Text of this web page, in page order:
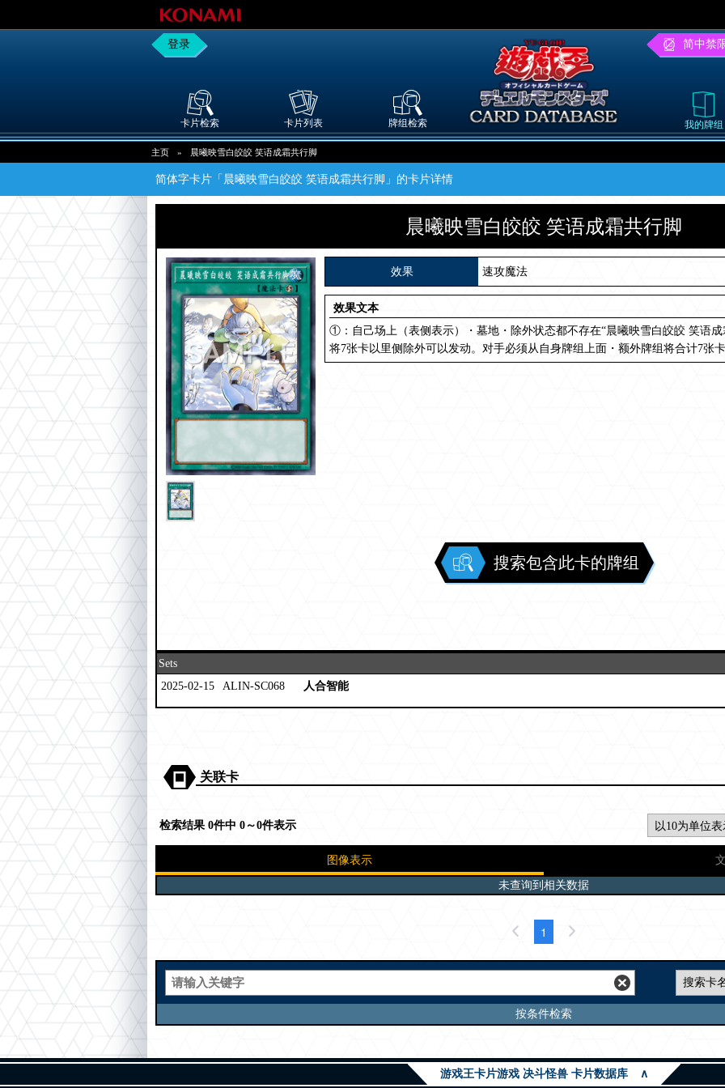
登录 简中禁
卡片检索 卡片列表 牌组检索 我的牌组
主页 » 晨曦映雪白皎皎 笑语成霜共行脚
简体字卡片「晨曦映雪白皎皎 笑语成霜共行脚」的卡片详情
晨曦映雪白皎皎 笑语成霜共行脚
效果 速攻魔法
效果文本
①：自己场上（表侧表示）・墓地・除外状态都不存在“晨曦映雪白皎皎 笑语
将7张卡以里侧除外可以发动。对手必须从自身牌组上面・额外牌组将合计7张
搜索包含此卡的牌组
Sets
2025-02-15
ALIN-SC068 人合智能
关联卡
检索结果 0件中 0～0件表示
图像表示
未查询到相关数据
1
按条件检索
游戏王卡片游戏 决斗怪兽 卡片数据库 ∧